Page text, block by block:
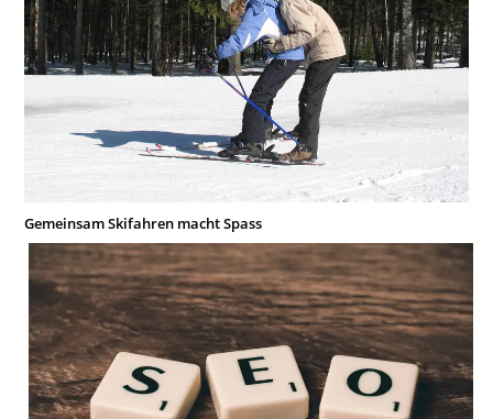
Gemeinsam Skifahren macht Spass